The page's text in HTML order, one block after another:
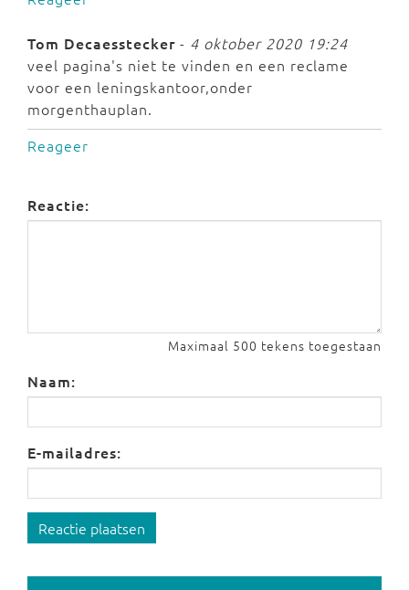
Tom Decaesstecker - 4 oktober 2020 19:24
veel pagina's niet te vinden en een reclame
voor een leningskantoor,onder
morgenthauplan.
Reageer
Reactie:
Maximaal 500 tekens toegestaan
Naam:
E-mailadres:
Reactie plaatsen